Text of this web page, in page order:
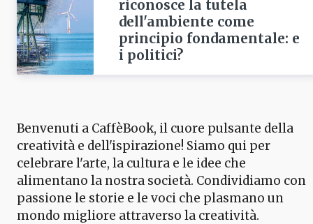
riconosce la tutela
dell'ambiente come
principio fondamentale: e
i politici?
Benvenuti a CaffèBook, il cuore pulsante della
creatività e dell'ispirazione! Siamo qui per
celebrare l'arte, la cultura e le idee che
alimentano la nostra società. Condividiamo con
passione le storie e le voci che plasmano un
mondo migliore attraverso la creatività.